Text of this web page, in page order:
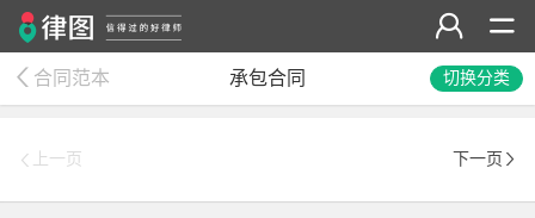
合同范本 承包合同 切换分类
上一页 下一页